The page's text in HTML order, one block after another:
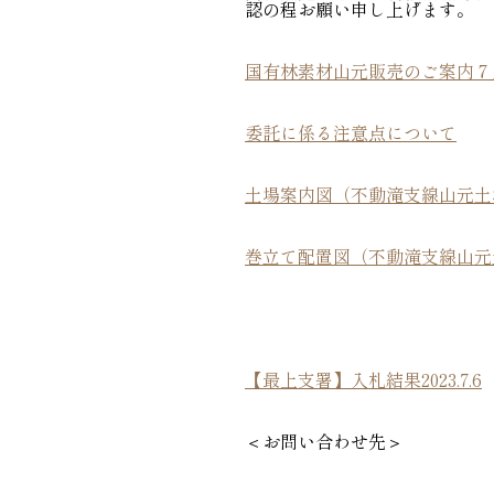
認の程お願い申し上げます。
国有林素材山元販売のご案内７
委託に係る注意点について
土場案内図（不動滝支線山元土
巻立て配置図（不動滝支線山元
【最上支署】入札結果2023.7.6
＜お問い合わせ先＞